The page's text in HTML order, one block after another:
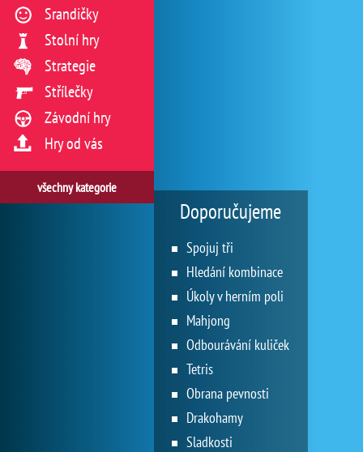
Srandičky
Stolní hry
Strategie
Střílečky
Závodní hry
Hry od vás
všechny kategorie
Doporučujeme
Spojuj tři
Hledání kombinace
Úkoly v herním poli
Mahjong
Odbourávání kuliček
Tetris
Obrana pevnosti
Drakohamy
Sladkosti